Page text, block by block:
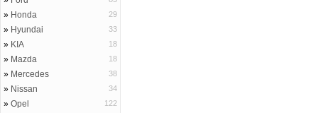
» Honda 29
» Hyundai 33
» KIA 18
» Mazda 18
» Mercedes 38
» Nissan 34
» Opel 122